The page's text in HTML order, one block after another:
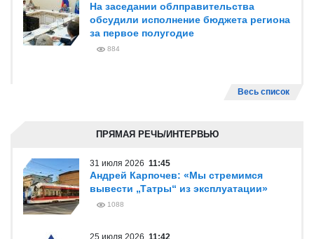
На заседании облправительства
обсудили исполнение бюджета региона
за первое полугодие
884
Весь список
ПРЯМАЯ РЕЧЬ/ИНТЕРВЬЮ
31 июля 2026 11:45
Андрей Карпочев: «Мы стремимся
вывести „Татры“ из эксплуатации»
1088
25 июля 2026 11:42